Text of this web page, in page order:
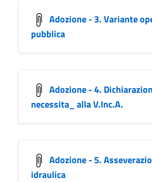
Adozione - 3. Variante
pubblica
Adozione - 4.
necessita_ alla V.Inc.A.
Adozione - 5.
idraulica